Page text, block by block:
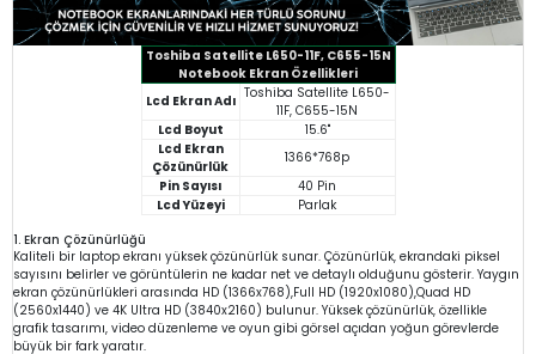
Toshiba Satellite L650-11F, C655-15N
Notebook Ekran Özellikleri
Lcd Ekran Adı Toshiba Satellite L650-
11F, C655-15N
Lcd Boyut
15.6"
Lcd Ekran
Çözünürlük
1366*768p
Pin Sayısı
40 Pin
Lcd Yüzeyi
Parlak
1. Ekran Çözünürlüğü
Kaliteli bir laptop ekranı yüksek çözünürlük sunar. Çözünürlük, ekrandaki piksel
sayısını belirler ve görüntülerin ne kadar net ve detaylı olduğunu gösterir. Yaygın
ekran çözünürlükleri arasında HD (1366x768),Full HD (1920x1080),Quad HD
(2560x1440) ve 4K Ultra HD (3840x2160) bulunur. Yüksek çözünürlük, özellikle
grafik tasarımı, video düzenleme ve oyun gibi görsel açıdan yoğun görevlerde
büyük bir fark yaratır.